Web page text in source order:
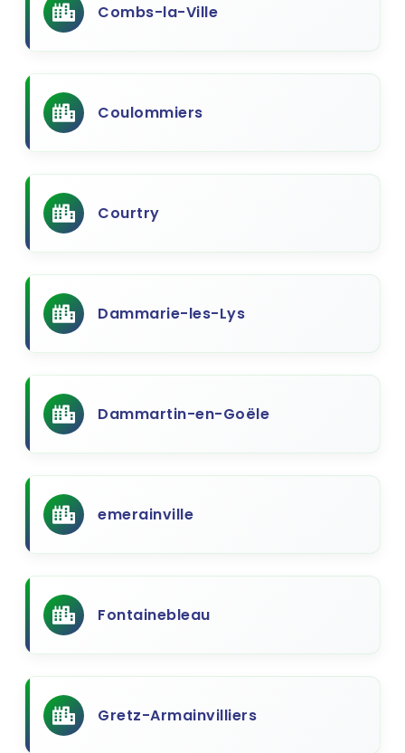
Combs-la-Ville
Coulommiers
Courtry
Dammarie-les-Lys
Dammartin-en-Goële
emerainville
Fontainebleau
Gretz-Armainvilliers